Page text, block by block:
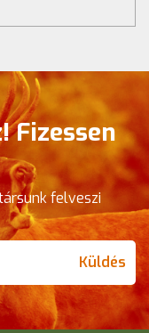
Fizessen
felveszi
Küldés